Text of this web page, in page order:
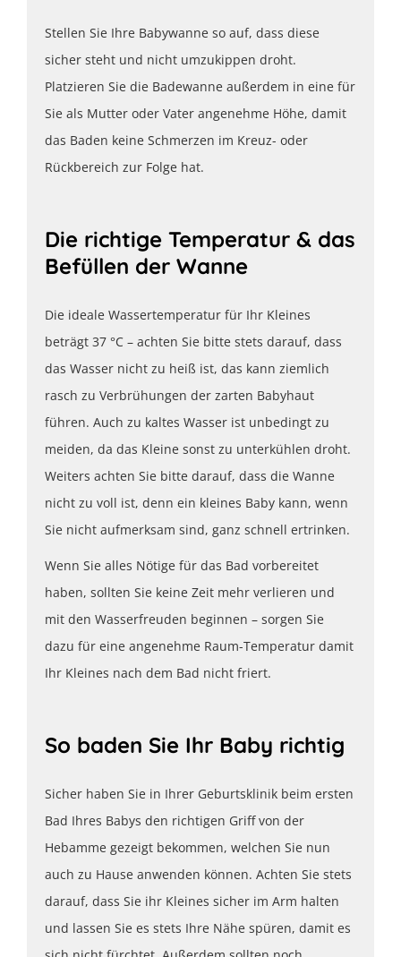
Stellen Sie Ihre Babywanne so auf, dass diese
sicher steht und nicht umzukippen droht.
Platzieren Sie die Badewanne außerdem in eine für
Sie als Mutter oder Vater angenehme Höhe, damit
das Baden keine Schmerzen im Kreuz- oder
Rückbereich zur Folge hat.
Die richtige Temperatur & das
Befüllen der Wanne
Die ideale Wassertemperatur für Ihr Kleines
beträgt 37 °C – achten Sie bitte stets darauf, dass
das Wasser nicht zu heiß ist, das kann ziemlich
rasch zu Verbrühungen der zarten Babyhaut
führen. Auch zu kaltes Wasser ist unbedingt zu
meiden, da das Kleine sonst zu unterkühlen droht.
Weiters achten Sie bitte darauf, dass die Wanne
nicht zu voll ist, denn ein kleines Baby kann, wenn
Sie nicht aufmerksam sind, ganz schnell ertrinken.
Wenn Sie alles Nötige für das Bad vorbereitet
haben, sollten Sie keine Zeit mehr verlieren und
mit den Wasserfreuden beginnen – sorgen Sie
dazu für eine angenehme Raum-Temperatur damit
Ihr Kleines nach dem Bad nicht friert.
So baden Sie Ihr Baby richtig
Sicher haben Sie in Ihrer Geburtsklinik beim ersten
Bad Ihres Babys den richtigen Griff von der
Hebamme gezeigt bekommen, welchen Sie nun
auch zu Hause anwenden können. Achten Sie stets
darauf, dass Sie ihr Kleines sicher im Arm halten
und lassen Sie es stets Ihre Nähe spüren, damit es